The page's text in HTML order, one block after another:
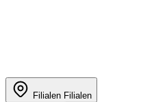
Filialen Filialen